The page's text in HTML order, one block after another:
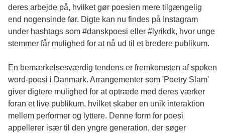
deres arbejde på, hvilket gør poesien mere tilgængelig
end nogensinde før. Digte kan nu findes på Instagram
under hashtags som #danskpoesi eller #lyrikdk, hvor unge
stemmer får mulighed for at nå ud til et bredere publikum.
En bemærkelsesværdig tendens er fremkomsten af spoken
word-poesi i Danmark. Arrangementer som 'Poetry Slam'
giver digtere mulighed for at optræde med deres værker
foran et live publikum, hvilket skaber en unik interaktion
mellem performer og lyttere. Denne form for poesi
appellerer især til den yngre generation, der søger